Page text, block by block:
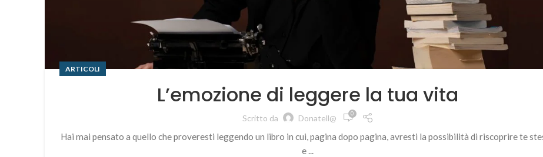
ARTICOLI
L’emozione di leggere la tua vita
Scritto da Donatell@ 0
Hai mai pensato a quello che proveresti leggendo un libro in cui, pagina dopo pagina, avresti la possibilità di riscoprire te
e ...